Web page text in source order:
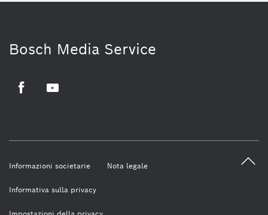
Bosch Media Service
Informazioni societarie Nota legale
Informativa sulla privacy